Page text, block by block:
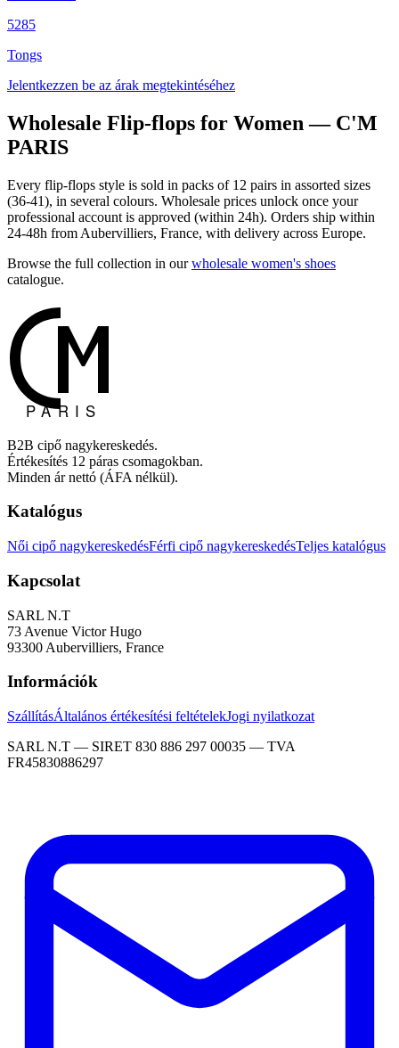
5285
Tongs
Jelentkezzen be az árak megtekintéséhez
Wholesale Flip-flops for Women — C'M
PARIS
Every flip-flops style is sold in packs of 12 pairs in assorted sizes
(36-41), in several colours. Wholesale prices unlock once your
professional account is approved (within 24h). Orders ship within
24-48h from Aubervilliers, France, with delivery across Europe.
Browse the full collection in our wholesale women's shoes
catalogue.
B2B cipő nagykereskedés.
Értékesítés 12 páras csomagokban.
Minden ár nettó (ÁFA nélkül).
Katalógus
Női cipő nagykereskedésFérfi cipő nagykereskedésTeljes katalógus
Kapcsolat
SARL N.T
73 Avenue Victor Hugo
93300 Aubervilliers, France
Információk
SzállításÁltalános értékesítési feltételekJogi nyilatkozat
SARL N.T — SIRET 830 886 297 00035 — TVA
FR45830886297